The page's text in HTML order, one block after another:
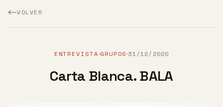
VOLVER
ENTREVISTA·GRUPOS·31/12/2020
Carta Blanca. BALA